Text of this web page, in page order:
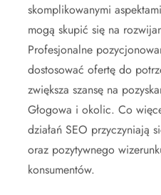
skomplikowanymi
mogą skupić się na
Profesjonalne
dostosować ofertę do
zwiększa szansę na
Głogowa i okolic. Co
działań SEO przyczyniają
oraz pozytywnego
konsumentów.